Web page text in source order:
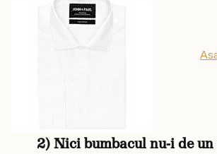
2) Nici bumbacul nu-i de